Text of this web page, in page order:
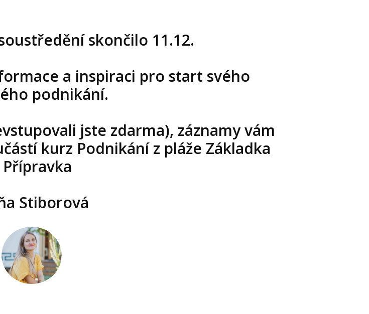
skončilo 11.12.
a inspiraci pro start svého
podnikání.
jste zdarma), záznamy vám
kurz Podnikání z pláže Základka
Přípravka
Stiborová